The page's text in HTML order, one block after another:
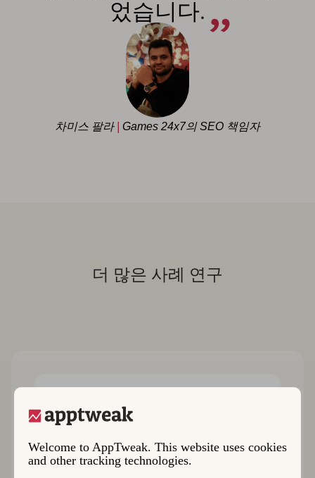
Welcome to AppTweak. This website uses cookies
and other tracking technologies.
차미스 팔라 Games 24x7의 SEO 책임자
었습니다.
더 많은 사례 연구